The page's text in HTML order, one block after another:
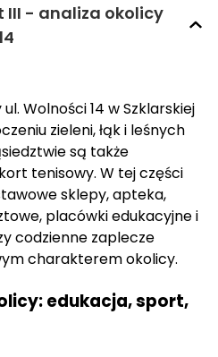
miejsca.
w Białej Dolinie przy ul.
od 30 do 65 m².
będzie odrębny budynek z
strefą SPA, co podnosi
założenia i sprzyja
roku.
jeden z najbardziej
wypoczynku górskiego
III - analiza okolicy
Wolności 14 w Szklarskiej
zieleni, łąk i leśnych
są także
tenisowy. W tej części
sklepy, apteka,
placówki edukacyjne i
codzienne zaplecze
charakterem okolicy.
edukacja, sport,